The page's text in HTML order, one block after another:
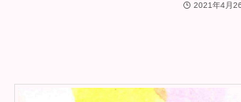
2021年4月